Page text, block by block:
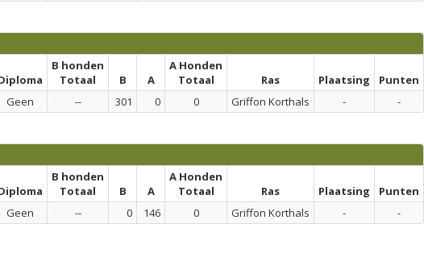
B honden
Totaal
B A
A Honden
Totaal
Ras Plaatsing
Punten
Geen -- 301 0 0 Griffon Korthals - -
B honden
Totaal
B A
A Honden
Totaal
Ras Plaatsing
Punten
Geen -- 0 146 0 Griffon Korthals - -